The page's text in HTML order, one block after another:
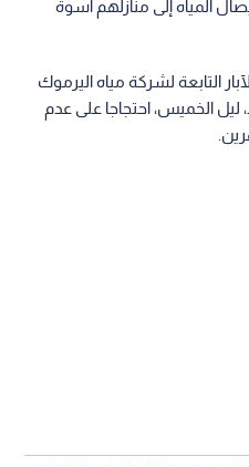
المياه إلى منازلهم أسوة
التابعة لشركة مياه اليرموك
الخميس، احتجاجا على عدم